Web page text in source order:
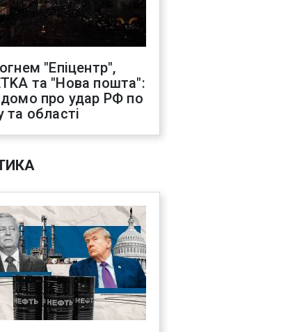
"Епіцентр",
та "Нова пошта":
про удар РФ по
та області